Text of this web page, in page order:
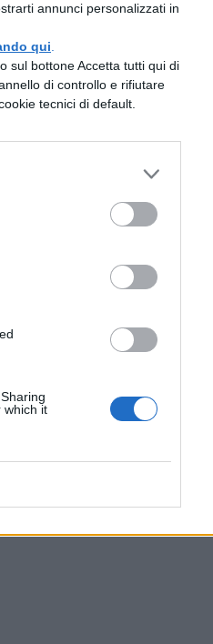
annunci personalizzati in
qui
sul bottone Accetta tutti qui di
di controllo e rifiutare
tecnici di default.
which it
The Hollow
Gli
uomini vuoti:
di